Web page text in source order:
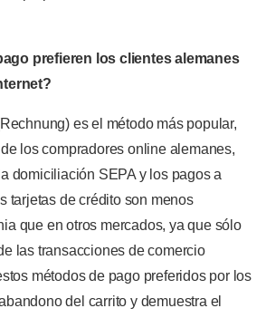
prefieren los clientes alemanes
es el método más popular,
los compradores online alemanes,
domiciliación SEPA y los pagos a
tarjetas de crédito son menos
que en otros mercados, ya que sólo
las transacciones de comercio
métodos de pago preferidos por los
del carrito y demuestra el